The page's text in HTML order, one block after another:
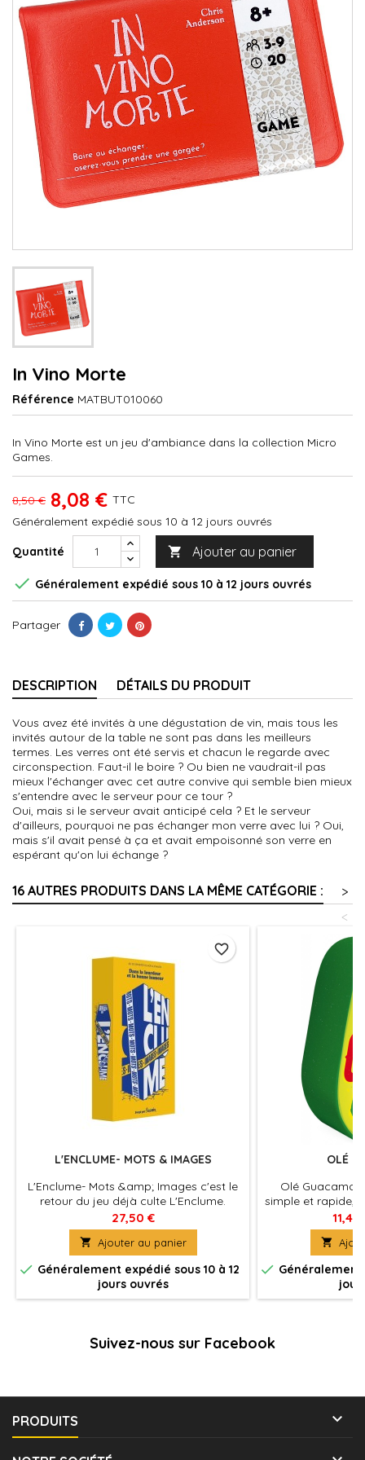
In Vino Morte
Référence MATBUT010060
In Vino Morte est un jeu d'ambiance dans la collection Micro
Games.
8,50 € 8,08 € TTC
Généralement expédié sous 10 à 12 jours ouvrés
Quantité  Ajouter au panier
 Généralement expédié sous 10 à 12 jours ouvrés
Partager
DESCRIPTION DÉTAILS DU PRODUIT
Vous avez été invités à une dégustation de vin, mais tous les
invités autour de la table ne sont pas dans les meilleurs
termes. Les verres ont été servis et chacun le regarde avec
circonspection. Faut-il le boire ? Ou bien ne vaudrait-il pas
mieux l'échanger avec cet autre convive qui semble bien mieux
s'entendre avec le serveur pour ce tour ?
Oui, mais si le serveur avait anticipé cela ? Et le serveur
d'ailleurs, pourquoi ne pas échanger mon verre avec lui ? Oui,
mais s'il avait pensé à ça et avait empoisonné son verre en
espérant qu'on lui échange ?
16 AUTRES PRODUITS DANS LA MÊME CATÉGORIE :
>
<
L'ENCLUME- MOTS & IMAGES
L'Enclume- Mots &amp; Images c'est le
retour du jeu déjà culte L'Enclume.
Retrouvez 200 cartes enclumes inédites
et 100 enclumes en image.
27,50 €
 Ajouter au panier
 Généralement expédié sous 10 à 12
jours ouvrés
favorite_border
OLÉ
Olé
simple et rapide,
trouver des
utiliser des
des lettres
11,40

 Généralement
Suivez-nous sur Facebook
PRODUITS 